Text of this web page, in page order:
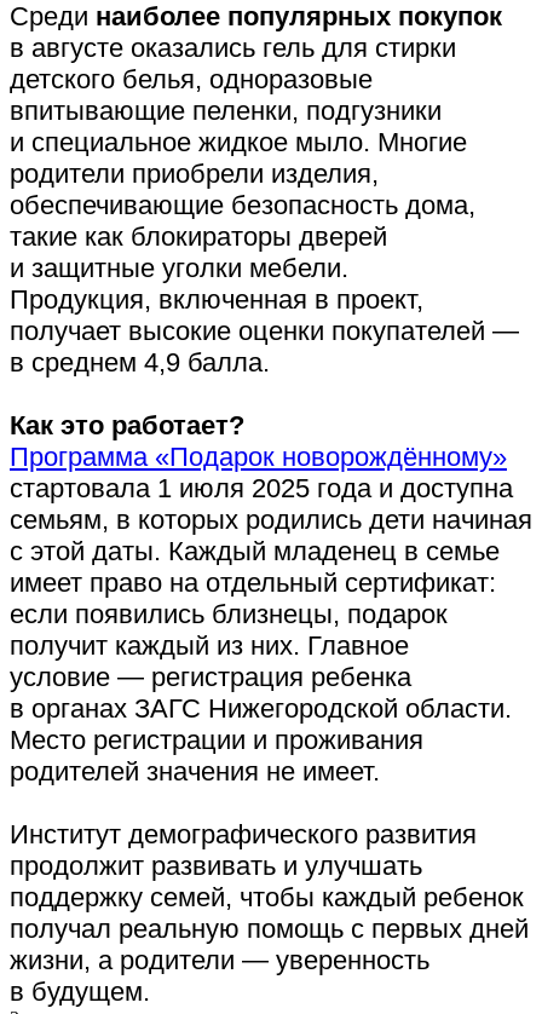
Среди наиболее популярных покупок
в августе оказались гель для стирки
детского белья, одноразовые
впитывающие пеленки, подгузники
и специальное жидкое мыло. Многие
родители приобрели изделия,
обеспечивающие безопасность дома,
такие как блокираторы дверей
и защитные уголки мебели.
Продукция, включенная в проект,
получает высокие оценки покупателей —
в среднем 4,9 балла.
Как это работает?
Программа «Подарок новорождённому»
стартовала 1 июля 2025 года и доступна
семьям, в которых родились дети начиная
с этой даты. Каждый младенец в семье
имеет право на отдельный сертификат:
если появились близнецы, подарок
получит каждый из них. Главное
условие — регистрация ребенка
в органах ЗАГС Нижегородской области.
Место регистрации и проживания
родителей значения не имеет.
Институт демографического развития
продолжит развивать и улучшать
поддержку семей, чтобы каждый ребенок
получал реальную помощь с первых дней
жизни, а родители — уверенность
в будущем.